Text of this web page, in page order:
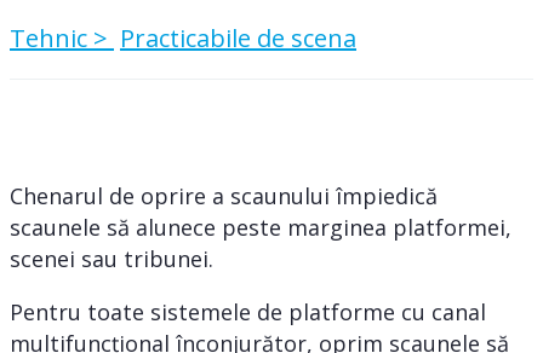
Tehnic > Practicabile de scena
Chenarul de oprire a scaunului împiedică
scaunele să alunece peste marginea platformei,
scenei sau tribunei.
Pentru toate sistemele de platforme cu canal
multifuncțional înconjurător, oprim scaunele să